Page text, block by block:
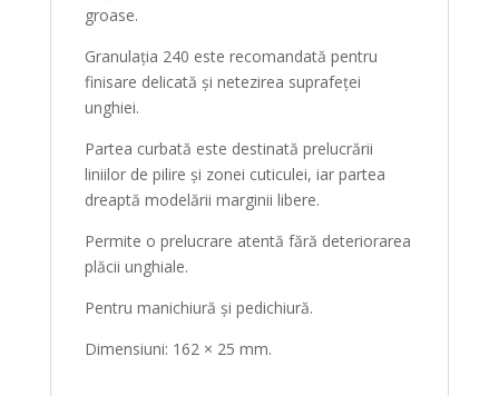
groase.
Granulația 240 este recomandată pentru
finisare delicată și netezirea suprafeței
unghiei.
Partea curbată este destinată prelucrării
liniilor de pilire și zonei cuticulei, iar partea
dreaptă modelării marginii libere.
Permite o prelucrare atentă fără deteriorarea
plăcii unghiale.
Pentru manichiură și pedichiură.
Dimensiuni: 162 × 25 mm.